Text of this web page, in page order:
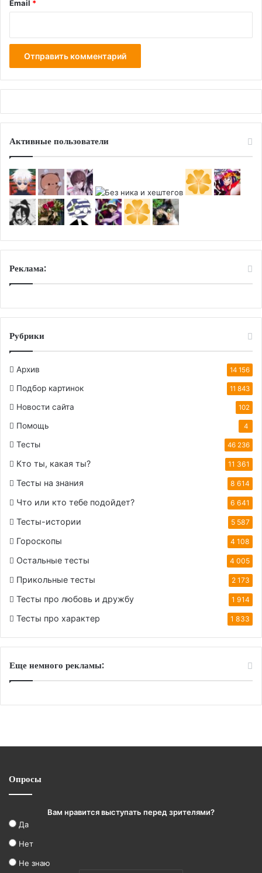
Email *
Активные пользователи
Реклама:
Рубрики
Архив 14 156
Подбор картинок 11 843
Новости сайта 102
Помощь 4
Тесты 46 236
Кто ты, какая ты? 11 361
Тесты на знания 8 614
Что или кто тебе подойдет? 6 641
Тесты-истории 5 587
Гороскопы 4 108
Остальные тесты 4 005
Прикольные тесты 2 173
Тесты про любовь и дружбу 1 914
Тесты про характер 1 833
Еще немного рекламы:
Опросы
Вам нравится выступать перед зрителями?
Да
Нет
Не знаю